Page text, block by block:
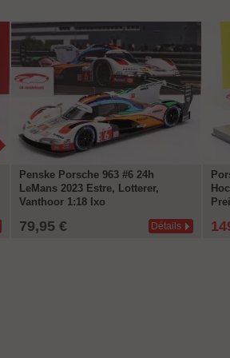
Penske Porsche 963 #6 24h
LeMans 2023 Estre, Lotterer,
Vanthoor 1:18 Ixo
79,95 € Détails